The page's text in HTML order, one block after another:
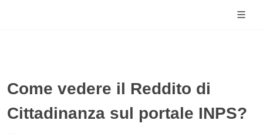
Come vedere il Reddito di
Cittadinanza sul portale INPS?